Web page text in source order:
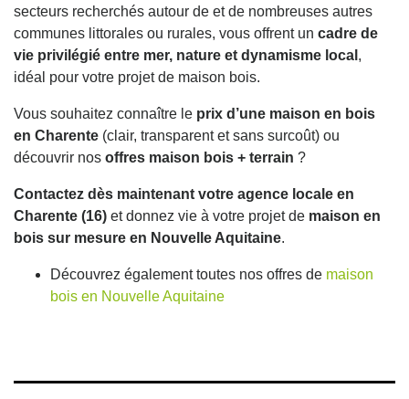
secteurs recherchés autour de et de nombreuses autres
communes littorales ou rurales, vous offrent un cadre de
vie privilégié entre mer, nature et dynamisme local ,
idéal pour votre projet de maison bois.
Vous souhaitez connaître le prix d’une maison en bois
en Charente (clair, transparent et sans surcoût) ou
découvrir nos offres maison bois + terrain ?
Contactez dès maintenant votre agence locale en
Charente (16) et donnez vie à votre projet de maison en
bois sur mesure en Nouvelle Aquitaine.
Découvrez également toutes nos offres de maison
bois en Nouvelle Aquitaine